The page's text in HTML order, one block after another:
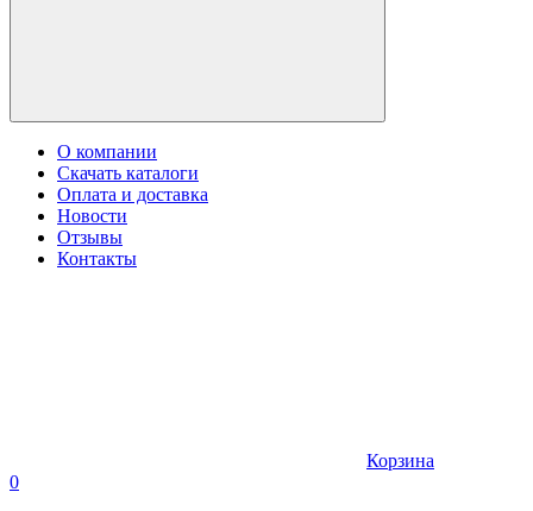
О компании
Скачать каталоги
Оплата и доставка
Новости
Отзывы
Контакты
Корзина
0